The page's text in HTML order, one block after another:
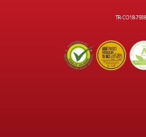
TR-CO18-7938